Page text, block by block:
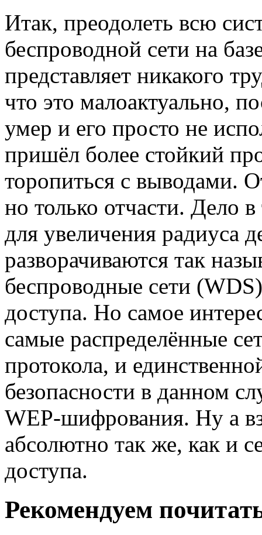
Итак, преодолеть всю
беспроводной сети на
представляет никакого
что это малоактуально,
умер и его просто не
пришёл более стойкий
торопиться с выводами.
но только отчасти. Дело
для увеличения радиуса
разворачиваются так
беспроводные сети
доступа. Но самое
самые распределённые
протокола, и
безопасности в данном
WEP-шифрования. Ну а
абсолютно так же, как и
доступа.
Рекомендуем